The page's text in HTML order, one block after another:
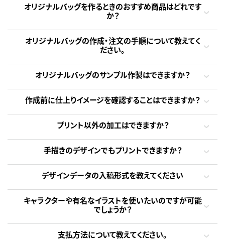
オリジナルバッグを作るときのおすすめ商品はどれです
か？
オリジナルバッグの作成・注文の手順について教えてく
ださい。
オリジナルバッグのサンプル作製はできますか？
作成前に仕上りイメージを確認することはできますか？
プリント以外の加工はできますか？
手描きのデザインでもプリントできますか？
デザインデータの入稿形式を教えてください
キャラクターや有名なイラストを使いたいのですが可能
でしょうか？
支払方法について教えてください。